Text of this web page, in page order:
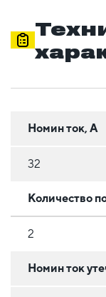
Номин ток, А
32
Количество
2
Номин ток